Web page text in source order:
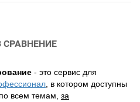
СРАВНЕНИЕ
- это сервис для
, в котором доступны
всем темам, за